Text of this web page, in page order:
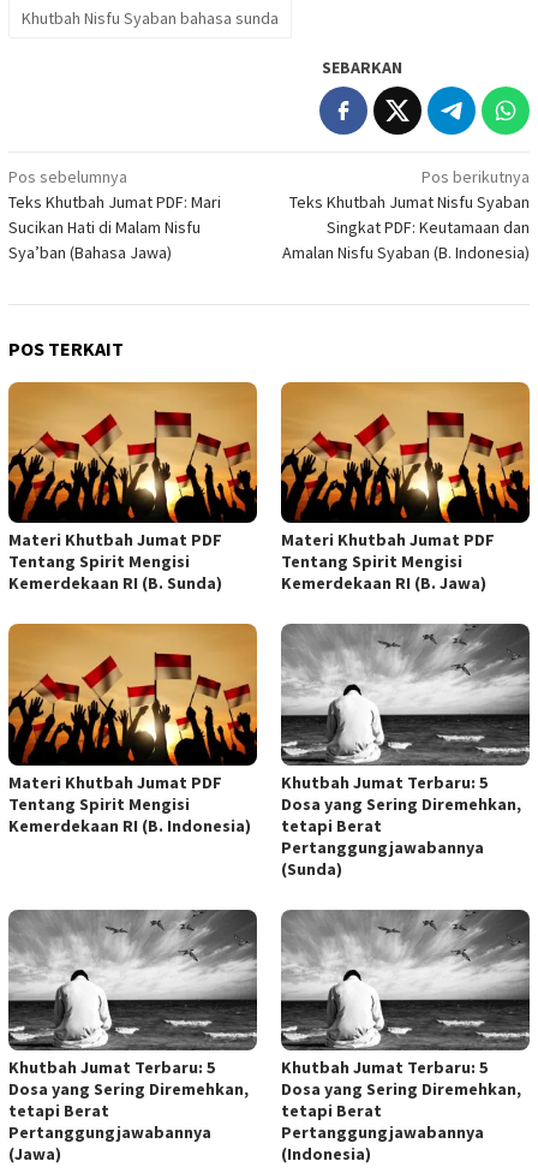
Khutbah Nisfu Syaban bahasa sunda
SEBARKAN
Navigasi
pos
Pos sebelumnya
Teks Khutbah Jumat PDF: Mari
Sucikan Hati di Malam Nisfu
Sya’ban (Bahasa Jawa)
Pos berikutnya
Teks Khutbah Jumat Nisfu Syaban
Singkat PDF: Keutamaan dan
Amalan Nisfu Syaban (B. Indonesia)
POS TERKAIT
Materi Khutbah Jumat PDF
Tentang Spirit Mengisi
Kemerdekaan RI (B. Sunda)
Materi Khutbah Jumat PDF
Tentang Spirit Mengisi
Kemerdekaan RI (B. Jawa)
Materi Khutbah Jumat PDF
Tentang Spirit Mengisi
Kemerdekaan RI (B. Indonesia)
Khutbah Jumat Terbaru: 5
Dosa yang Sering Diremehkan,
tetapi Berat
Pertanggungjawabannya
(Sunda)
Khutbah Jumat Terbaru: 5
Dosa yang Sering Diremehkan,
tetapi Berat
Pertanggungjawabannya
(Jawa)
Khutbah Jumat Terbaru: 5
Dosa yang Sering Diremehkan,
tetapi Berat
Pertanggungjawabannya
(Indonesia)